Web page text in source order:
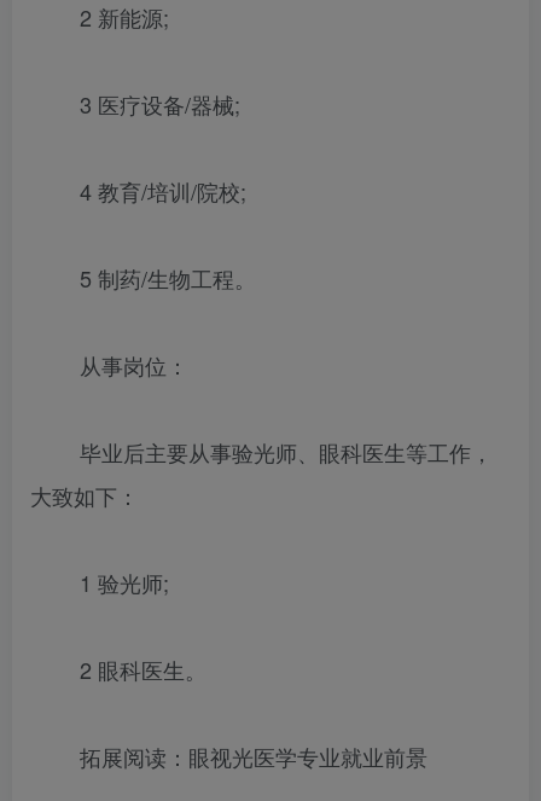
2 新能源;
3 医疗设备/器械;
4 教育/培训/院校;
5 制药/生物工程。
从事岗位：
毕业后主要从事验光师、眼科医生等工作，
大致如下：
1 验光师;
2 眼科医生。
拓展阅读：眼视光医学专业就业前景